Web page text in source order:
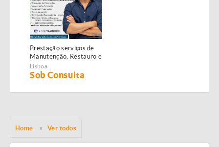
Prestação serviços de
Manutenção, Restauro e
Remodelação de
imóveis!
Lisboa
Sob Consulta
Home Ver todos